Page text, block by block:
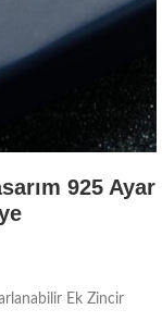
925 Ayar
Ek Zincir